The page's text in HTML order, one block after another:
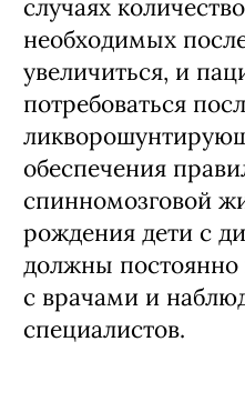
случаях
необходимых
увеличиться, и
потребоваться
обеспечения
спинномозговой
рождения дети с
должны постоянно
с врачами и
специалистов.